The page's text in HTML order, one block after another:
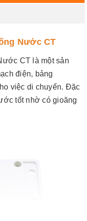
Nước CT
CT là một sản
điện, bảng
việc di chuyển. Đặc
tốt nhờ có gioăng